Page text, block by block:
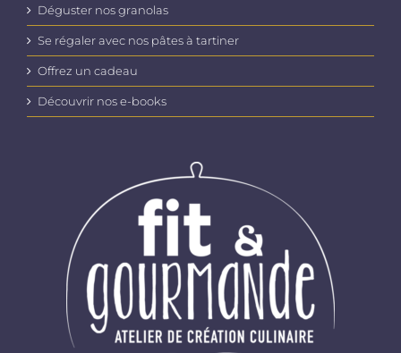
Déguster nos granolas
Se régaler avec nos pâtes à tartiner
Offrez un cadeau
Découvrir nos e-books